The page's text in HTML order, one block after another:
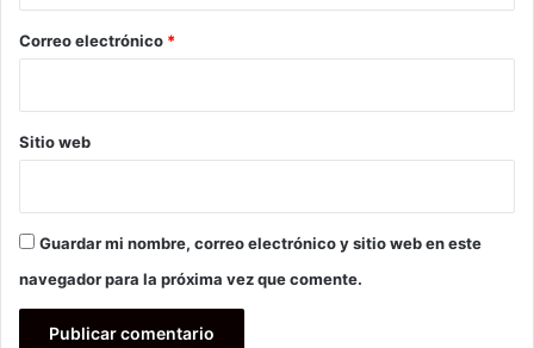
*
Correo electrónico *
Sitio web
Guardar mi nombre, correo electrónico y sitio web en este
navegador para la próxima vez que comente.